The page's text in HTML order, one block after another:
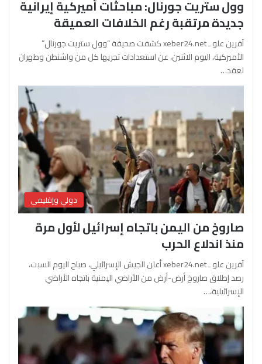
وول ستريت جورنال: مباحثات أميركية إيرانية
جديدة مرتقبة رغم الخلافات العميقة
آفرين علو ـ xeber24.net كشفت صحيفة “وول ستريت جورنال”
الأميركية، اليوم الاثنين، عن استعدادات تجريها كل من واشنطن وطهران
لعقد…
دولي وإقليمي
صاروخ من اليمن باتجاه إسرائيل لأول مرة
منذ اندلاع الحرب
آفرين علو ـ xeber24.net أعلن الجيش الإسرائيلي، صباح اليوم السبت،
رصد إطلاق صاروخ أرض-أرض من الأراضي اليمنية باتجاه الأراضي
الإسرائيلية،…